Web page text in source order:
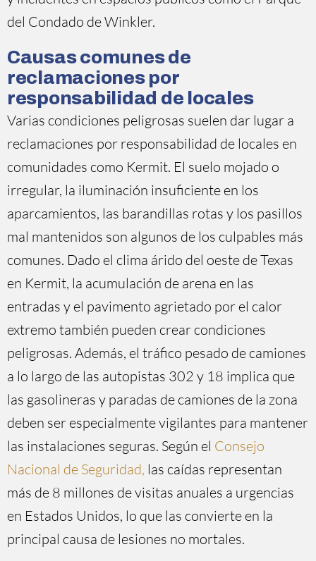
del Condado de Winkler.
Causas comunes de
reclamaciones por
responsabilidad de locales
Varias condiciones peligrosas suelen dar lugar a
reclamaciones por responsabilidad de locales en
comunidades como Kermit. El suelo mojado o
irregular, la iluminación insuficiente en los
aparcamientos, las barandillas rotas y los pasillos
mal mantenidos son algunos de los culpables más
comunes. Dado el clima árido del oeste de Texas
en Kermit, la acumulación de arena en las
entradas y el pavimento agrietado por el calor
extremo también pueden crear condiciones
peligrosas. Además, el tráfico pesado de camiones
a lo largo de las autopistas 302 y 18 implica que
las gasolineras y paradas de camiones de la zona
deben ser especialmente vigilantes para mantener
las instalaciones seguras. Según el Consejo
Nacional de Seguridad, las caídas representan
más de 8 millones de visitas anuales a urgencias
en Estados Unidos, lo que las convierte en la
principal causa de lesiones no mortales.